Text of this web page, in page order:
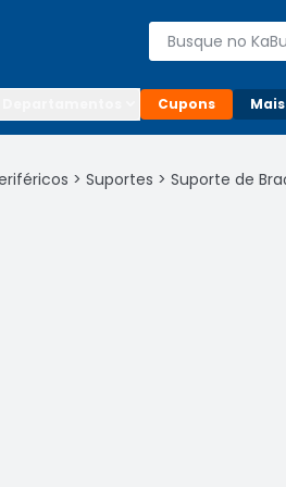
Buscar
Cupons
> Suportes > Suporte de